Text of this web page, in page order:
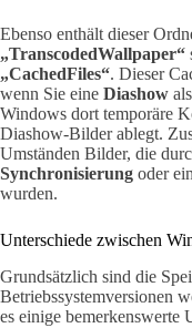
Ebenso enthält dieser
„TranscodedWallpaper“
„CachedFiles“. Dieser
wenn Sie eine Diashow
Windows dort temporäre
Diashow-Bilder ablegt.
Umständen Bilder, die
Synchronisierung oder
wurden.
Unterschiede zwischen
Grundsätzlich sind die
Betriebssystemversionen
es einige bemerkenswerte